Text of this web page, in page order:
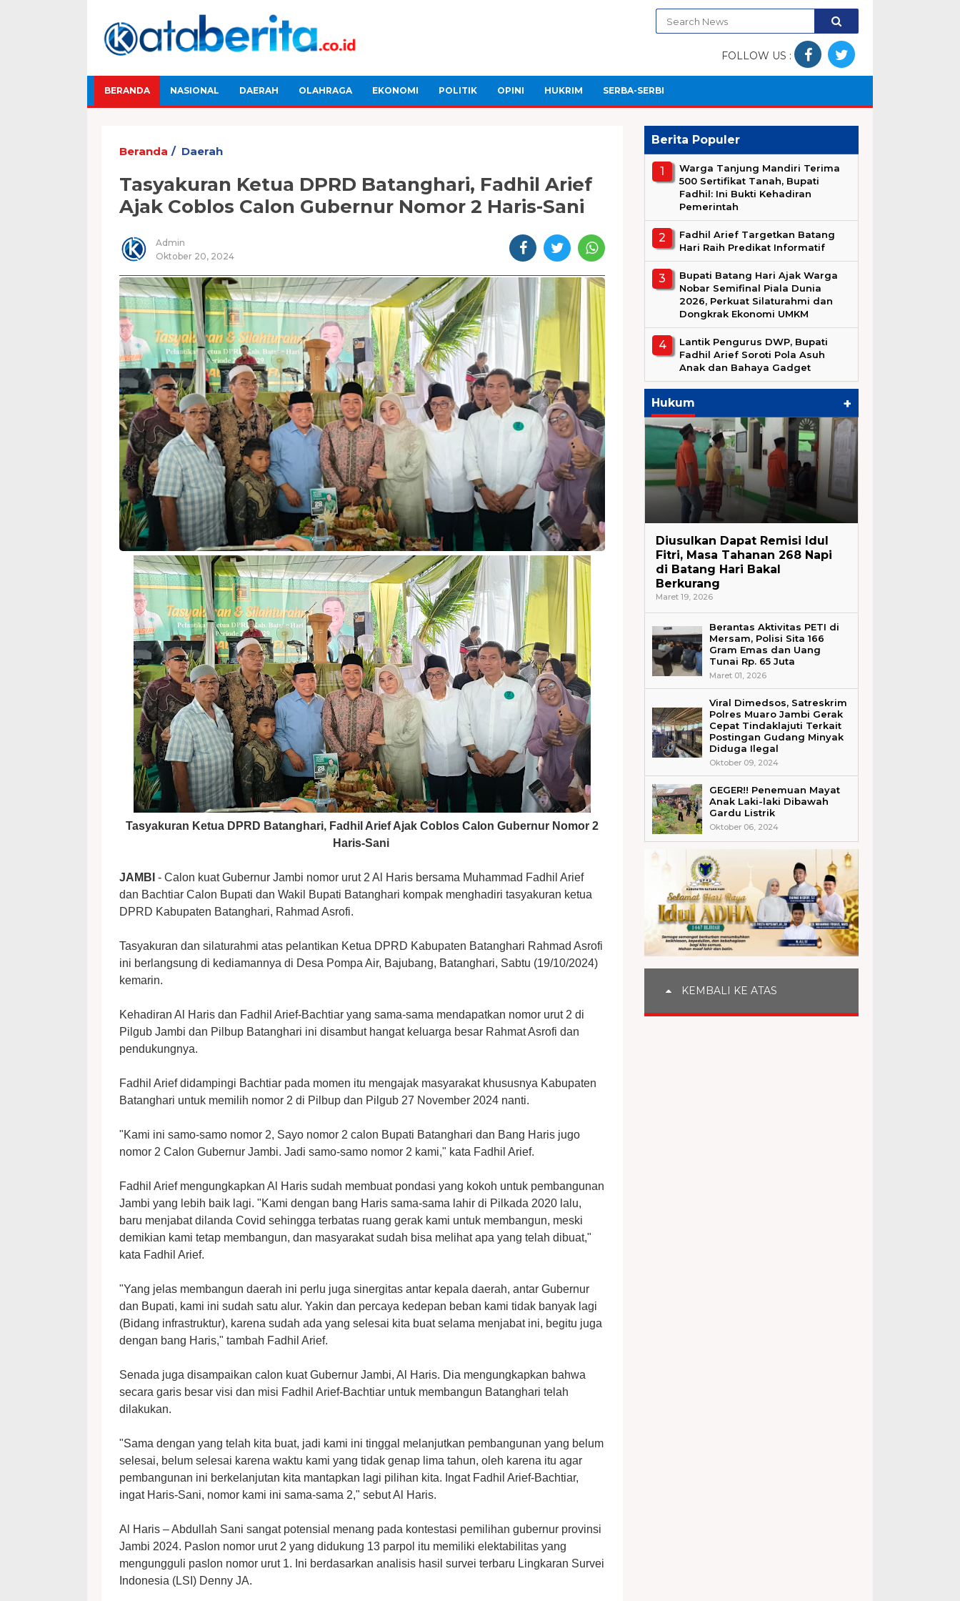
FOLLOW US :
BERANDA NASIONAL DAERAH OLAHRAGA EKONOMI POLITIK OPINI HUKRIM SERBA-SERBI
Beranda Daerah
Tasyakuran Ketua DPRD Batanghari, Fadhil Arief
Ajak Coblos Calon Gubernur Nomor 2 Haris-Sani
Admin
Oktober 20, 2024
Tasyakuran Ketua DPRD Batanghari, Fadhil Arief Ajak Coblos Calon Gubernur Nomor 2
Haris-Sani
JAMBI - Calon kuat Gubernur Jambi nomor urut 2 Al Haris bersama Muhammad Fadhil Arief
dan Bachtiar Calon Bupati dan Wakil Bupati Batanghari kompak menghadiri tasyakuran ketua
DPRD Kabupaten Batanghari, Rahmad Asrofi.
Tasyakuran dan silaturahmi atas pelantikan Ketua DPRD Kabupaten Batanghari Rahmad Asrofi
ini berlangsung di kediamannya di Desa Pompa Air, Bajubang, Batanghari, Sabtu (19/10/2024)
kemarin.
Kehadiran Al Haris dan Fadhil Arief-Bachtiar yang sama-sama mendapatkan nomor urut 2 di
Pilgub Jambi dan Pilbup Batanghari ini disambut hangat keluarga besar Rahmat Asrofi dan
pendukungnya.
Fadhil Arief didampingi Bachtiar pada momen itu mengajak masyarakat khususnya Kabupaten
Batanghari untuk memilih nomor 2 di Pilbup dan Pilgub 27 November 2024 nanti.
"Kami ini samo-samo nomor 2, Sayo nomor 2 calon Bupati Batanghari dan Bang Haris jugo
nomor 2 Calon Gubernur Jambi. Jadi samo-samo nomor 2 kami," kata Fadhil Arief.
Fadhil Arief mengungkapkan Al Haris sudah membuat pondasi yang kokoh untuk pembangunan
Jambi yang lebih baik lagi. "Kami dengan bang Haris sama-sama lahir di Pilkada 2020 lalu,
baru menjabat dilanda Covid sehingga terbatas ruang gerak kami untuk membangun, meski
demikian kami tetap membangun, dan masyarakat sudah bisa melihat apa yang telah dibuat,"
kata Fadhil Arief.
"Yang jelas membangun daerah ini perlu juga sinergitas antar kepala daerah, antar Gubernur
dan Bupati, kami ini sudah satu alur. Yakin dan percaya kedepan beban kami tidak banyak lagi
(Bidang infrastruktur), karena sudah ada yang selesai kita buat selama menjabat ini, begitu juga
dengan bang Haris," tambah Fadhil Arief.
Senada juga disampaikan calon kuat Gubernur Jambi, Al Haris. Dia mengungkapkan bahwa
secara garis besar visi dan misi Fadhil Arief-Bachtiar untuk membangun Batanghari telah
dilakukan.
"Sama dengan yang telah kita buat, jadi kami ini tinggal melanjutkan pembangunan yang belum
selesai, belum selesai karena waktu kami yang tidak genap lima tahun, oleh karena itu agar
pembangunan ini berkelanjutan kita mantapkan lagi pilihan kita. Ingat Fadhil Arief-Bachtiar,
ingat Haris-Sani, nomor kami ini sama-sama 2," sebut Al Haris.
Al Haris – Abdullah Sani sangat potensial menang pada kontestasi pemilihan gubernur provinsi
Jambi 2024. Paslon nomor urut 2 yang didukung 13 parpol itu memiliki elektabilitas yang
mengungguli paslon nomor urut 1. Ini berdasarkan analisis hasil survei terbaru Lingkaran Survei
Indonesia (LSI) Denny JA.
Berita Populer
Warga Tanjung Mandiri Terima
500 Sertifikat Tanah, Bupati
Fadhil: Ini Bukti Kehadiran
Pemerintah
Fadhil Arief Targetkan Batang
Hari Raih Predikat Informatif
Bupati Batang Hari Ajak Warga
Nobar Semifinal Piala Dunia
2026, Perkuat Silaturahmi dan
Dongkrak Ekonomi UMKM
Lantik Pengurus DWP, Bupati
Fadhil Arief Soroti Pola Asuh
Anak dan Bahaya Gadget
Hukum +
Diusulkan Dapat Remisi Idul
Fitri, Masa Tahanan 268 Napi
di Batang Hari Bakal
Berkurang
Maret 19, 2026
Berantas Aktivitas PETI di
Mersam, Polisi Sita 166
Gram Emas dan Uang
Tunai Rp. 65 Juta
Maret 01, 2026
Viral Dimedsos, Satreskrim
Polres Muaro Jambi Gerak
Cepat Tindaklajuti Terkait
Postingan Gudang Minyak
Diduga Ilegal
Oktober 09, 2024
GEGER!! Penemuan Mayat
Anak Laki-laki Dibawah
Gardu Listrik
Oktober 06, 2024
KEMBALI KE ATAS